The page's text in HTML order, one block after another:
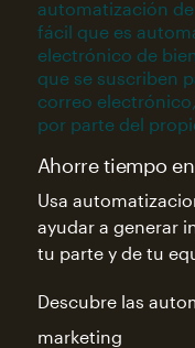
Ahorre tiempo
Usa
ayudar a generar
tu parte y de tu
Descubre las
marketing